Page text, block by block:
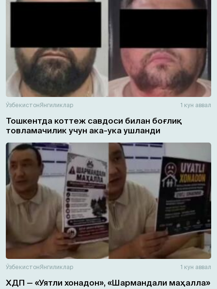
ЎзбекистонЯнгиликлар 1 кун аввал
Тошкентда коттеж савдоси билан боғлиқ
товламачилик учун ака-ука ушланди
ЎзбекистонЯнгиликлар 1 кун аввал
ХДП — «Уятли хонадон», «Шармандали маҳалла»